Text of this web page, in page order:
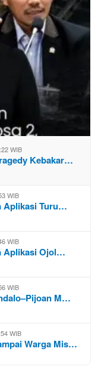
WIB
Kebakar…
WIB
Aplikasi Turu…
WIB
Aplikasi Ojol…
WIB
M…
WIB
Warga Mis…